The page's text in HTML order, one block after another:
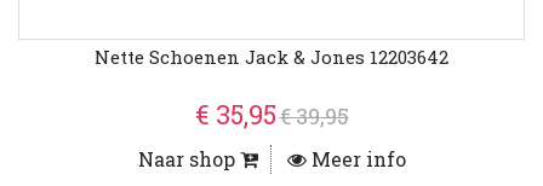
Nette Schoenen Jack & Jones 12203642
€ 35,95€ 39,95
Naar shop Meer info